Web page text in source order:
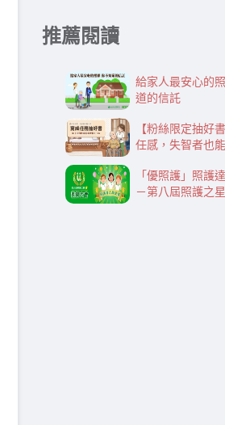
推薦閱讀
給家人最安心的
道的信託
【粉絲限定抽好
任感，失智者也
「優照護」照護
－第八屆照護之